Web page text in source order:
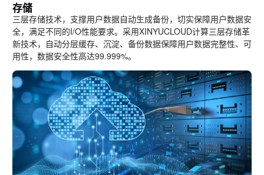
存储
三层存储技术，支撑用户数据自动生成备份，切实保障用户数据安
全，满足不同的I/O性能要求。采用XINYUCLOUD计算三层存储革
新技术，自动分层缓存、沉淀、备份数据保障用户数据完整性、可
用性，数据安全性高达99.999%。